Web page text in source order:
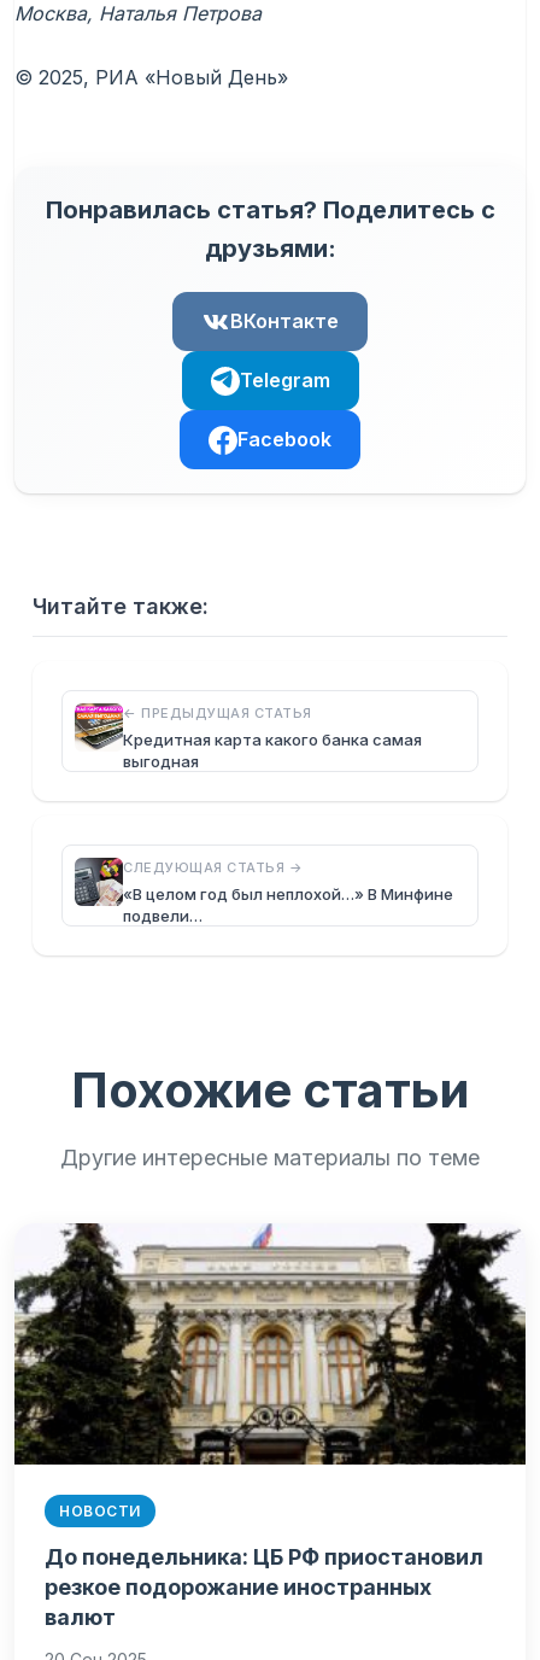
Москва, Наталья Петрова
© 2025, РИА «Новый День»
Понравилась статья? Поделитесь с
друзьями:
ВКонтакте
Telegram
Facebook
Читайте также:
← ПРЕДЫДУЩАЯ СТАТЬЯ
Кредитная карта какого банка самая
выгодная
СЛЕДУЮЩАЯ СТАТЬЯ →
«В целом год был неплохой…» В Минфине
подвели…
Похожие статьи
Другие интересные материалы по теме
НОВОСТИ
До понедельника: ЦБ РФ приостановил
резкое подорожание иностранных
валют